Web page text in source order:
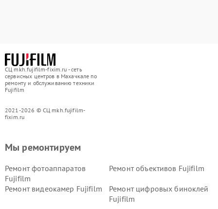
СЦ mkh.fujifilm-fixim.ru - сеть
сервисных центров в Махачкале по
ремонту и обслуживанию техники
Fujifilm
2021-2026 © СЦ mkh.fujifilm-
fixim.ru
Мы ремонтируем
Ремонт фотоаппаратов
Fujifilm
Ремонт объективов Fujifilm
Ремонт видеокамер Fujifilm
Ремонт цифровых биноклей
Fujifilm